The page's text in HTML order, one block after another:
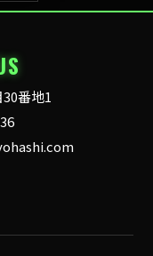
番地1